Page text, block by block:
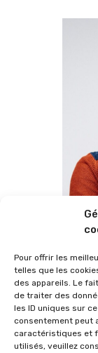
Pour offrir les
telles que les
des appareils. Le
de traiter des
les ID uniques sur
consentement peut
caractéristiques et
utilisés, veuillez